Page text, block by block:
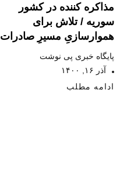
مذاکره کننده در کشور
سوریه / تلاش برای
هموارسازیِ مسیرِ صادرات
پایگاه خبری پی نوشت
آذر ۱۶, ۱۴۰۰
ادامه مطلب